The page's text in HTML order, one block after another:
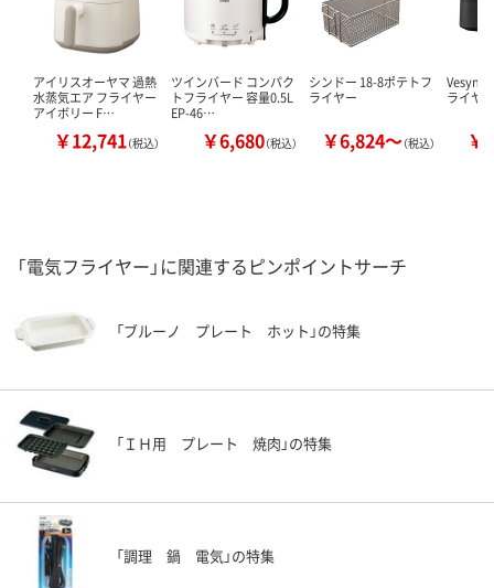
アイリスオーヤマ 過熱
水蒸気エア フライヤー
アイボリー F…
￥12,741（税込）
ツインバード コンパク
トフライヤー 容量0.5L
EP-46…
￥6,680（税込）
シンドー 18-8ポテトフ
ライヤー
￥6,824～（税込）
Vesync
ライヤ
￥
「電気フライヤー」に関連するピンポイントサーチ
「ブルーノ プレート ホット」の特集
「ＩＨ用 プレート 焼肉」の特集
「調理 鍋 電気」の特集